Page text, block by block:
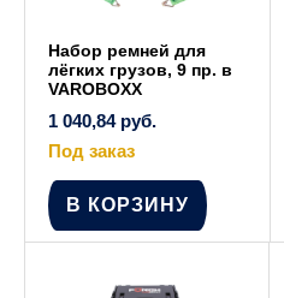
Набор ремней для
лёгких грузов, 9 пр. в
VAROBOXX
1 040,84 руб.
Под заказ
В КОРЗИНУ